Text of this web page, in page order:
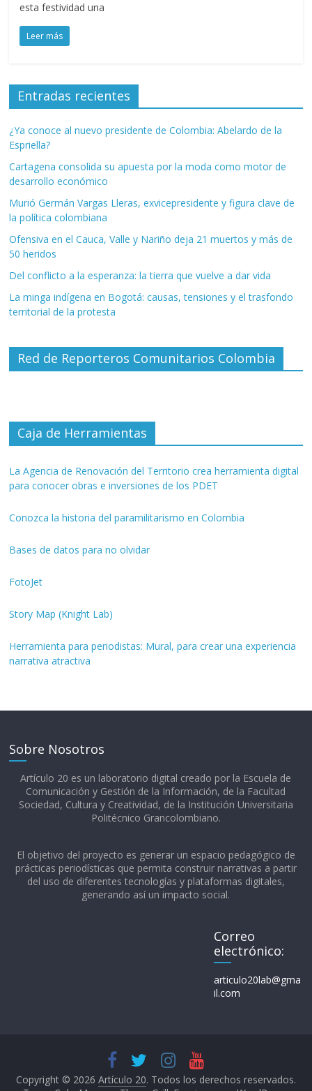
esta festividad una
Leer más
Entradas recientes
¿Ya conoce al nuevo presidente de Colombia: Abelardo de la
Espriella?
Cartagena consolida su apuesta por la moda como motor de
desarrollo económico
Murió Germán Vargas Lleras, exvicepresidente y figura clave de
la política colombiana
Ofensiva en el Cauca, Valle y Nariño deja 21 muertos y más de
50 heridos
Del conflicto a la esperanza: la tierra que vuelve a dar vida
La minga indígena en Bogotá: causas, tensiones y el trasfondo
territorial de la protesta
Red de Reporteros Comunitarios Colombia
Caja de Herramientas
La Agencia de Renovación del Territorio crea herramienta digital
para conocer obras e inversiones de los PDET
Conozca la historia del paramilitarismo en Colombia
Bases de datos para no olvidar
FotoJet
Story Map (Knight Lab)
Herramienta para periodistas: Mural, para crear una experiencia
narrativa atractiva
Sobre Nosotros
Artículo 20 es un laboratorio digital creado por la Escuela de
Comunicación y Gestión de la Información, de la Facultad
Sociedad, Cultura y Creatividad, de la Institución Universitaria
Politécnico Grancolombiano.​
El objetivo del proyecto es generar un espacio pedagógico de
prácticas periodísticas que permita construir narrativas a partir
del uso de diferentes tecnologías y plataformas digitales,
generando así un impacto social.
Correo
electrónico:
articulo20lab@gma
il.com
Copyright © 2026 Artículo 20. Todos los derechos reservados.